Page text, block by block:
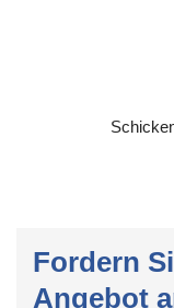
Fordern
Angebot